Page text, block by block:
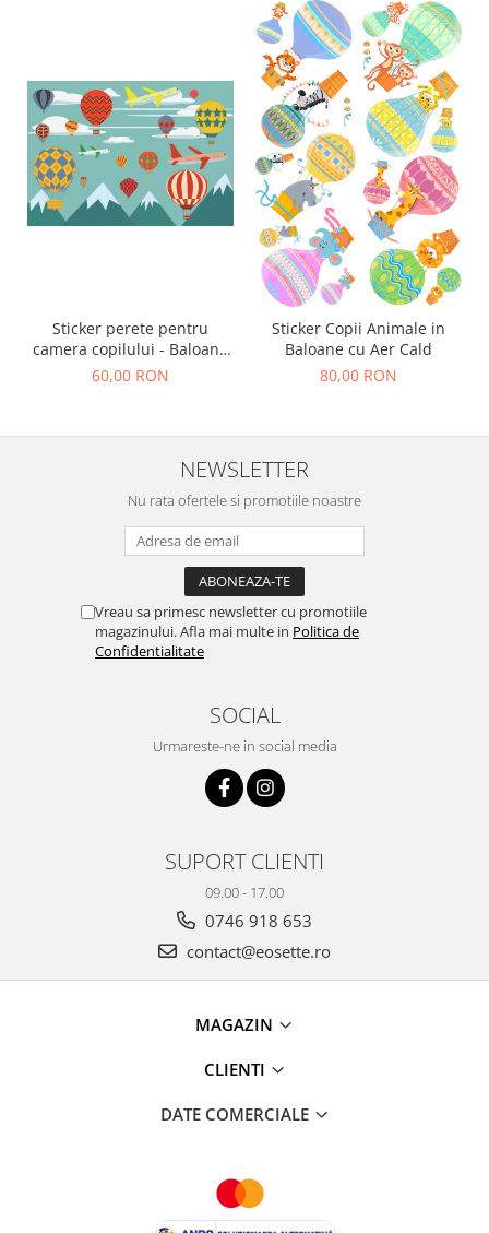
Sticker perete pentru
camera copilului - Baloane
si avioane peste Munti
60,00 RON
Sticker Copii Animale in
Baloane cu Aer Cald
80,00 RON
NEWSLETTER
Nu rata ofertele si promotiile noastre
Vreau sa primesc newsletter cu promotiile
magazinului. Afla mai multe in Politica de
Confidentialitate
SOCIAL
Urmareste-ne in social media
SUPORT CLIENTI
09.00 - 17.00
0746 918 653
contact@eosette.ro
MAGAZIN
CLIENTI
DATE COMERCIALE